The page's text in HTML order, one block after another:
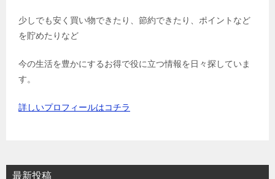
少しでも安く買い物できたり、節約できたり、ポイントなど
を貯めたりなど
今の生活を豊かにするお得で役に立つ情報を日々探していま
す。
詳しいプロフィールはコチラ
最新投稿